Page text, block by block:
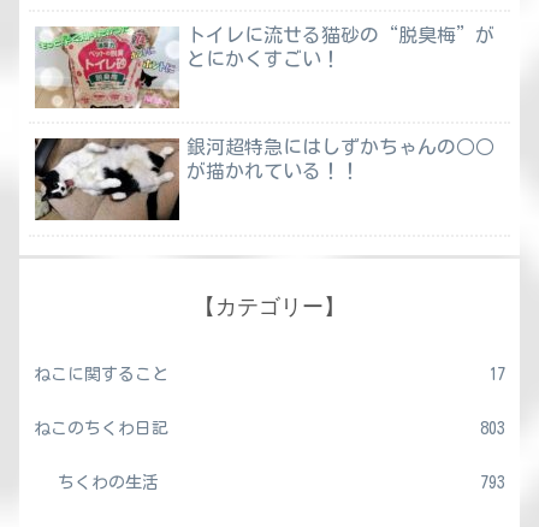
トイレに流せる猫砂の“脱臭梅”が
とにかくすごい！
銀河超特急にはしずかちゃんの○○
が描かれている！！
【カテゴリー】
ねこに関すること 17
ねこのちくわ日記 803
ちくわの生活 793